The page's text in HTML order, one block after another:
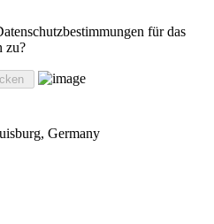
für das
zu?
Germany